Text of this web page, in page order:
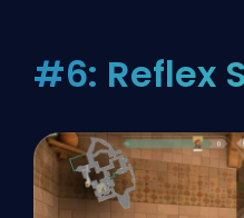
#6: Reflex